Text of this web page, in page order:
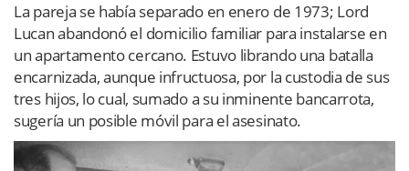
La pareja se había separado en enero de 1973; Lord
Lucan abandonó el domicilio familiar para instalarse en
un apartamento cercano. Estuvo librando una batalla
encarnizada, aunque infructuosa, por la custodia de sus
tres hijos, lo cual, sumado a su inminente bancarrota,
sugería un posible móvil para el asesinato.